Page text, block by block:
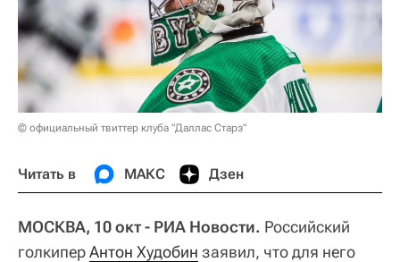
© официальный твиттер клуба "Даллас Старз"
Читать в МАКС Дзен
МОСКВА, 10 окт - РИА Новости. Российский
голкиперАнтон Худобин заявил, что для него